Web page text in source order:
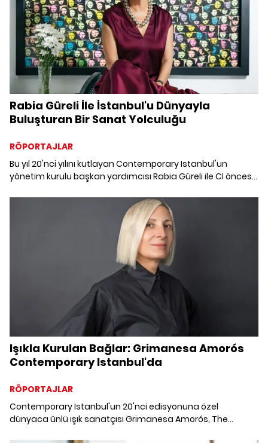
Rabia Güreli İle İstanbul'u Dünyayla
Buluşturan Bir Sanat Yolculuğu
RÖPORTAJLAR
Bu yıl 20'nci yılını kutlayan Contemporary Istanbul'un
yönetim kurulu başkan yardımcısı Rabia Güreli ile CI öncesi
sanatı toplum ile buluşturabilmekten dolayı mutlu
Işıkla Kurulan Bağlar: Grimanesa Amorós
Contemporary Istanbul'da
RÖPORTAJLAR
Contemporary Istanbul'un 20'nci edisyonuna özel
dünyaca ünlü ışık sanatçısı Grimanesa Amorós, The